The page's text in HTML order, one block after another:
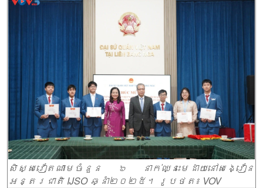
សិស្សវៀតណាមចំនួន ៦ នាក់ឈ្នះមេដាយនៅសង្វៀន
អន្តរជាតិ IJSO ឆ្នាំ២០២៥។ រូបថត៖ VOV